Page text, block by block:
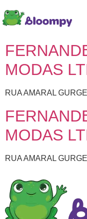
MODAS
RUA AMARAL
MODAS
RUA AMARAL